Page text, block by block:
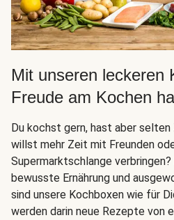
Mit unseren leckeren
Freude am Kochen
Du kochst gern, hast aber selten
willst mehr Zeit mit Freunden
Supermarktschlange
bewusste Ernährung und
sind unsere Kochboxen wie für
werden darin neue Rezepte von